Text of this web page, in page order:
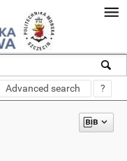
Advanced search ?